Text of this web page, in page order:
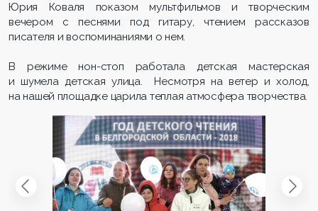
Юрия Коваля показом мультфильмов и творческим
вечером с песнями под гитару, чтением рассказов
писателя и воспоминаниями о нем.
В режиме нон-стоп работала детская мастерская
и шумела детская улица.
Несмотря на ветер и холод,
на нашей площадке царила теплая атмосфера творчества.